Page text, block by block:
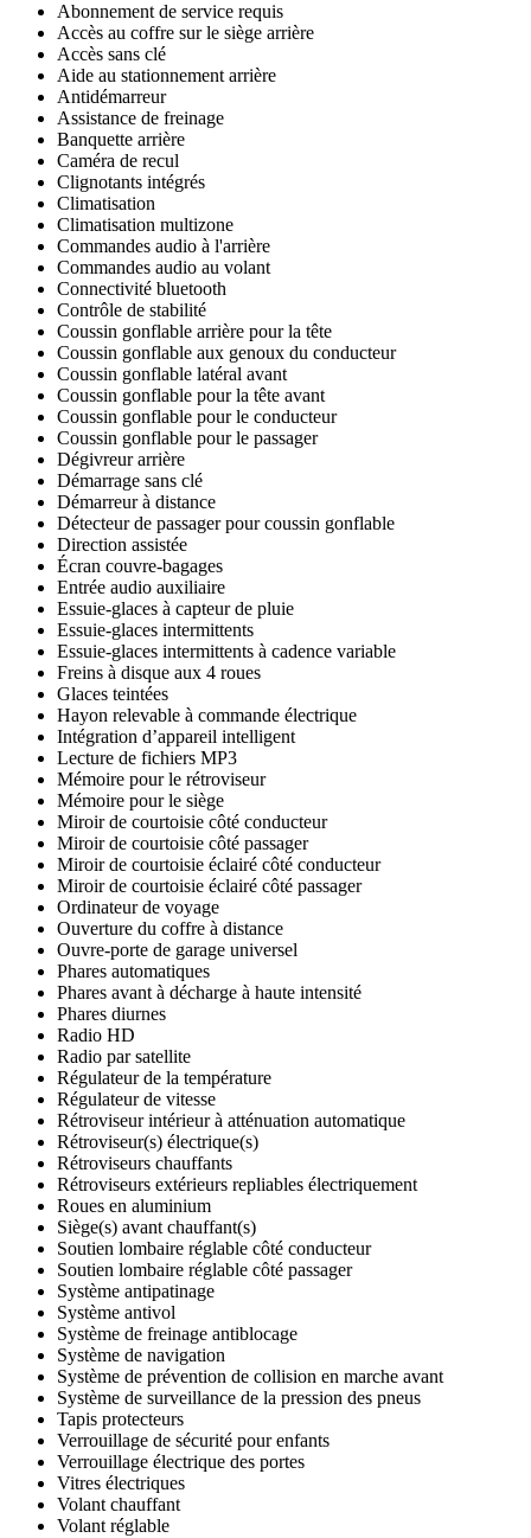
Abonnement de service requis
Accès au coffre sur le siège arrière
Accès sans clé
Aide au stationnement arrière
Antidémarreur
Assistance de freinage
Banquette arrière
Caméra de recul
Clignotants intégrés
Climatisation
Climatisation multizone
Commandes audio à l'arrière
Commandes audio au volant
Connectivité bluetooth
Contrôle de stabilité
Coussin gonflable arrière pour la tête
Coussin gonflable aux genoux du conducteur
Coussin gonflable latéral avant
Coussin gonflable pour la tête avant
Coussin gonflable pour le conducteur
Coussin gonflable pour le passager
Dégivreur arrière
Démarrage sans clé
Démarreur à distance
Détecteur de passager pour coussin gonflable
Direction assistée
Écran couvre-bagages
Entrée audio auxiliaire
Essuie-glaces à capteur de pluie
Essuie-glaces intermittents
Essuie-glaces intermittents à cadence variable
Freins à disque aux 4 roues
Glaces teintées
Hayon relevable à commande électrique
Intégration d’appareil intelligent
Lecture de fichiers MP3
Mémoire pour le rétroviseur
Mémoire pour le siège
Miroir de courtoisie côté conducteur
Miroir de courtoisie côté passager
Miroir de courtoisie éclairé côté conducteur
Miroir de courtoisie éclairé côté passager
Ordinateur de voyage
Ouverture du coffre à distance
Ouvre-porte de garage universel
Phares automatiques
Phares avant à décharge à haute intensité
Phares diurnes
Radio HD
Radio par satellite
Régulateur de la température
Régulateur de vitesse
Rétroviseur intérieur à atténuation automatique
Rétroviseur(s) électrique(s)
Rétroviseurs chauffants
Rétroviseurs extérieurs repliables électriquement
Roues en aluminium
Siège(s) avant chauffant(s)
Soutien lombaire réglable côté conducteur
Soutien lombaire réglable côté passager
Système antipatinage
Système antivol
Système de freinage antiblocage
Système de navigation
Système de prévention de collision en marche avant
Système de surveillance de la pression des pneus
Tapis protecteurs
Verrouillage de sécurité pour enfants
Verrouillage électrique des portes
Vitres électriques
Volant chauffant
Volant réglable